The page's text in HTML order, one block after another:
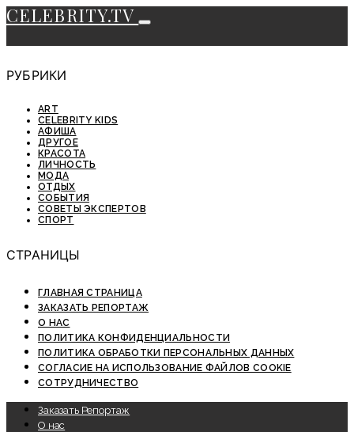
CELEBRITY.TV
РУБРИКИ
ART
CELEBRITY KIDS
АФИША
ДРУГОЕ
КРАСОТА
ЛИЧНОСТЬ
МОДА
ОТДЫХ
СОБЫТИЯ
СОВЕТЫ ЭКСПЕРТОВ
СПОРТ
СТРАНИЦЫ
ГЛАВНАЯ СТРАНИЦА
ЗАКАЗАТЬ РЕПОРТАЖ
О НАС
ПОЛИТИКА КОНФИДЕНЦИАЛЬНОСТИ
ПОЛИТИКА ОБРАБОТКИ ПЕРСОНАЛЬНЫХ ДАННЫХ
СОГЛАСИЕ НА ИСПОЛЬЗОВАНИЕ ФАЙЛОВ COOKIE
СОТРУДНИЧЕСТВО
Заказать Репортаж
О нас